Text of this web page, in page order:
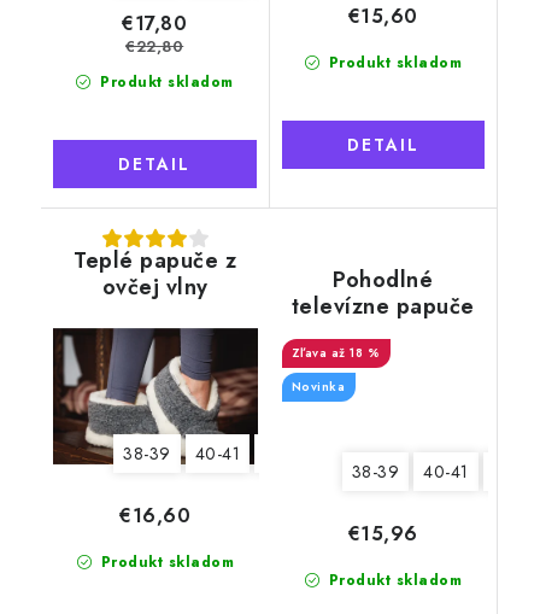
Produkt skladom
€17,80
€22,80
DETAIL
Produkt skladom
€15,60
DETAIL
Teplé papuče z
ovčej vlny
svetlosivé
38-39 40-41
Produkt skladom
€16,60
Pohodlné
televízne papuče
so snehovou
vločkou
až 18 %
Novinka
38-39 40-41
Produkt skladom
€15,96